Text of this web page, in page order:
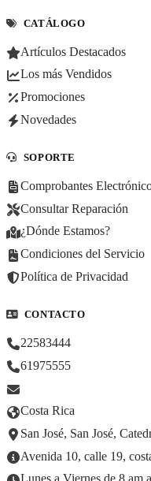
CATÁLOGO
Artículos Destacados
Los más Vendidos
Promociones
Novedades
SOPORTE
Comprobantes
Consultar Reparación
¿Dónde Estamos?
Condiciones del Servicio
Política de Privacidad
CONTACTO
22583444
61975555
Costa Rica
San José, San José,
Avenida 10, calle 19,